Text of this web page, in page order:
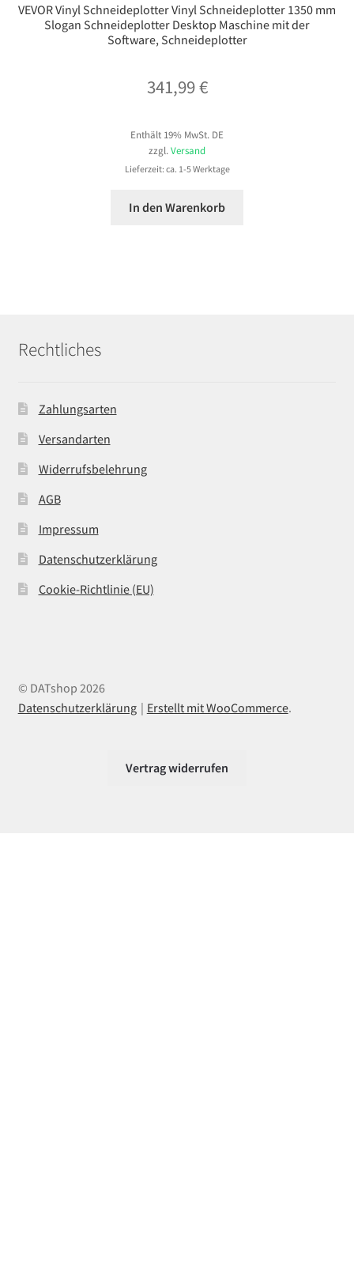
VEVOR Vinyl Schneideplotter Vinyl Schneideplotter 1350 mm
Slogan Schneideplotter Desktop Maschine mit der
Software, Schneideplotter
341,99€
Enthält 19% MwSt. DE
zzgl. Versand
Lieferzeit: ca. 1-5 Werktage
In den Warenkorb
Rechtliches
Zahlungsarten
Versandarten
Widerrufsbelehrung
AGB
Impressum
Datenschutzerklärung
Cookie-Richtlinie (EU)
© DATshop 2026
Datenschutzerklärung
Erstellt mit WooCommerce.
Vertrag widerrufen